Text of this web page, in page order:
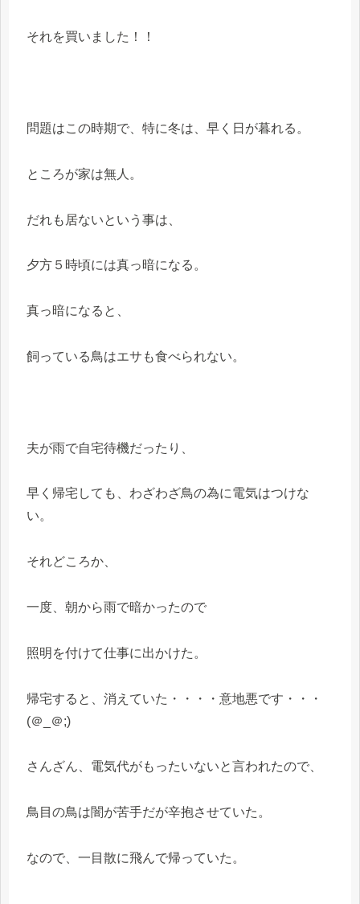
それを買いました！！
問題はこの時期で、特に冬は、早く日が暮れる。
ところが家は無人。
だれも居ないという事は、
夕方５時頃には真っ暗になる。
真っ暗になると、
飼っている鳥はエサも食べられない。
夫が雨で自宅待機だったり、
早く帰宅しても、わざわざ鳥の為に電気はつけな
い。
それどころか、
一度、朝から雨で暗かったので
照明を付けて仕事に出かけた。
帰宅すると、消えていた・・・・意地悪です・・・
(＠_＠;)
さんざん、電気代がもったいないと言われたので、
鳥目の鳥は闇が苦手だが辛抱させていた。
なので、一目散に飛んで帰っていた。